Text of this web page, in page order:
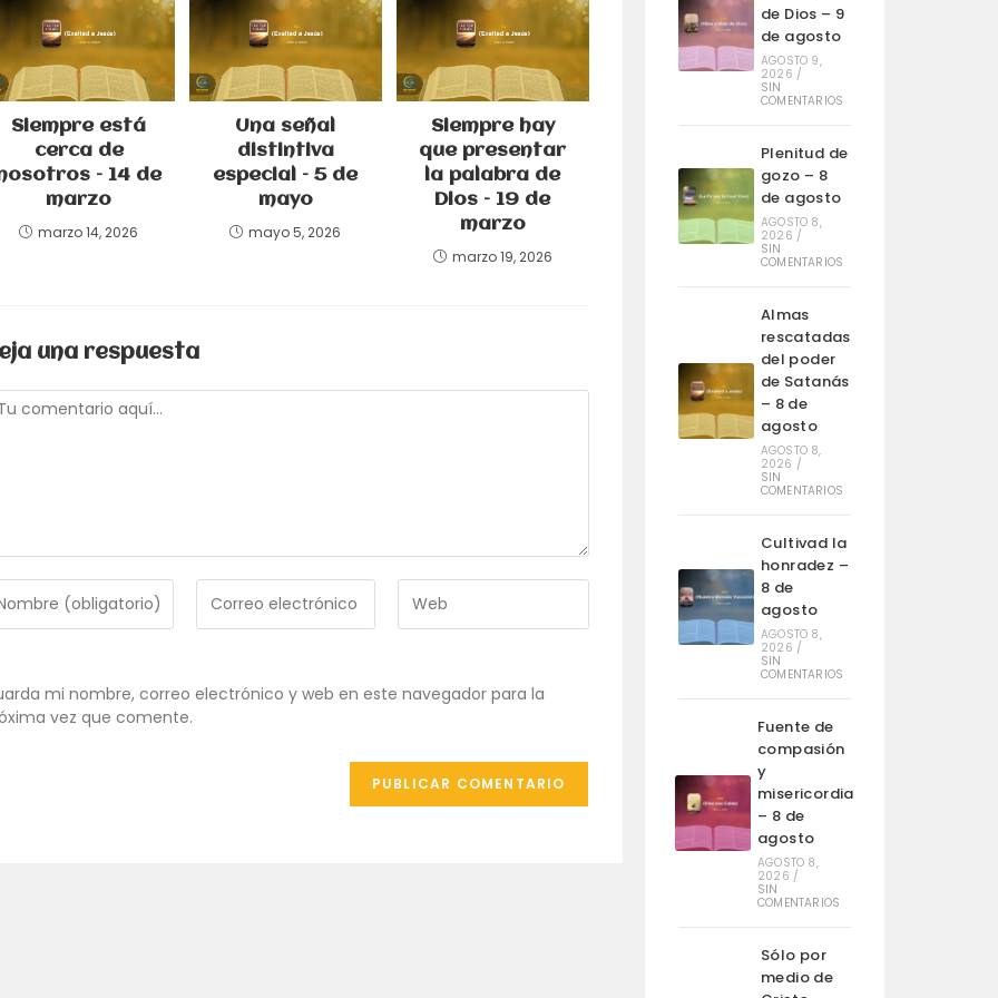
Siempre está
cerca de
– 14 de
marzo
marzo 14, 2026
Una señal
distintiva
especial – 5 de
mayo
mayo 5, 2026
Siempre hay
que presentar
la palabra de
Dios – 19 de
marzo
marzo 19, 2026
una respuesta
dirección
correo
electrónico
URL
web
mi nombre, correo electrónico y web en este navegador para la
vez que comente.
de Dios – 9
de agosto
AGOSTO 9,
2026 /
SIN
COMENTARIOS
Plenitud de
gozo – 8
de agosto
AGOSTO 8,
2026 /
SIN
COMENTARIOS
Almas
rescatadas
del poder
de Satanás
– 8 de
agosto
AGOSTO 8,
2026 /
SIN
COMENTARIOS
Cultivad la
honradez –
8 de
agosto
AGOSTO 8,
2026 /
SIN
COMENTARIOS
Fuente de
compasión
y
misericordia
– 8 de
agosto
AGOSTO 8,
2026 /
SIN
COMENTARIOS
Sólo por
medio de